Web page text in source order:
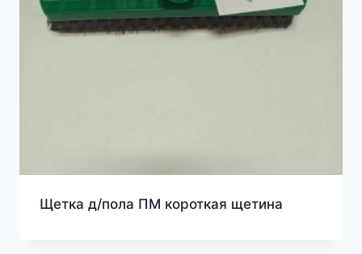
Щетка д/пола ПМ короткая щетина